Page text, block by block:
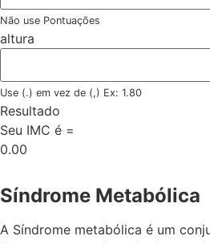
Não use Pontuações
altura
Use (.) em vez de (,) Ex: 1.80
Resultado
Seu IMC é =
0.00
Síndrome Metabólica
A Síndrome metabólica é um